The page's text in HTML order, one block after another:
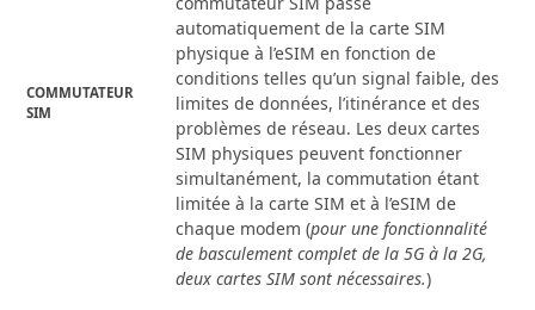
COMMUTATEUR
SIM
automatiquement de la carte SIM
physique à l’eSIM en fonction de
conditions telles qu’un signal faible, des
limites de données, l’itinérance et des
problèmes de réseau. Les deux cartes
SIM physiques peuvent fonctionner
simultanément, la commutation étant
limitée à la carte SIM et à l’eSIM de
chaque modem (pour une fonctionnalité
de basculement complet de la 5G à la 2G,
deux cartes SIM sont nécessaires.)